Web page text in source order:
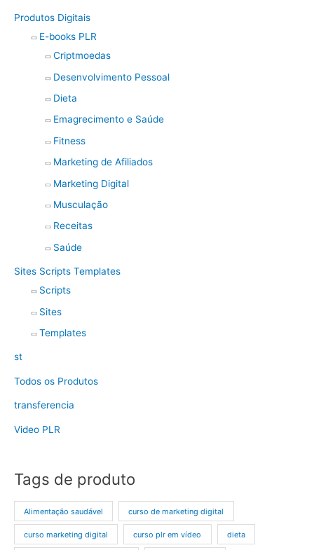
Produtos Digitais
E-books PLR
Criptmoedas
Desenvolvimento Pessoal
Dieta
Emagrecimento e Saúde
Fitness
Marketing de Afiliados
Marketing Digital
Musculação
Receitas
Saúde
Sites Scripts Templates
Scripts
Sites
Templates
st
Todos os Produtos
transferencia
Video PLR
Tags de produto
Alimentação saudável curso de marketing digital
curso marketing digital curso plr em vídeo dieta